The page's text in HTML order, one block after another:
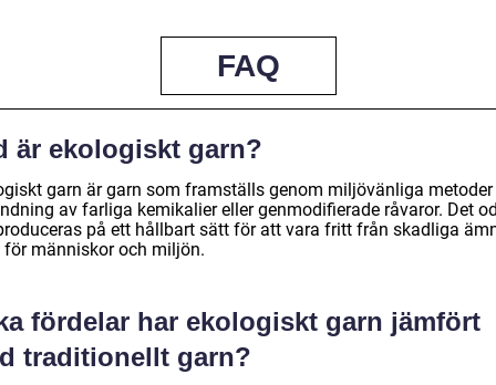
FAQ
är ekologiskt garn?
garn är garn som framställs genom miljövänliga
av farliga kemikalier eller genmodifierade råvaror. Det
på ett hållbart sätt för att vara fritt från skadliga
för människor och miljön.
fördelar har ekologiskt garn jämfört
traditionellt garn?